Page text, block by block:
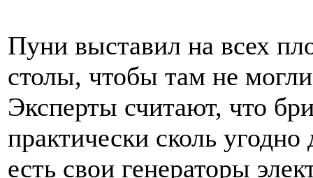
Пуни выставил на всех
столы, чтобы там не
Эксперты считают, что
практически сколь
есть свои генераторы